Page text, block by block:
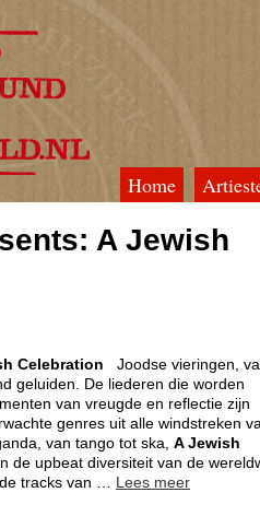
Home
A Jewish
Celebration
Joodse vieringen,
geluiden. De liederen die worden
van vreugde en reflectie zijn
genres uit alle windstreken
van tango tot ska, A Jewish
de upbeat diversiteit van de
tracks van … Lees meer